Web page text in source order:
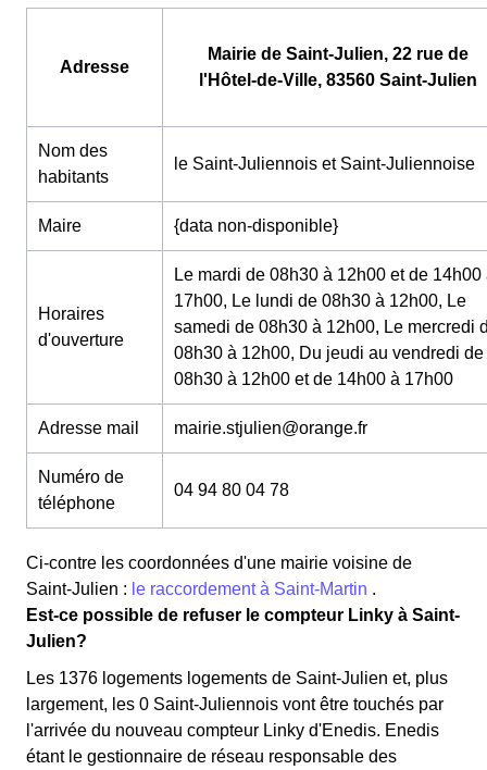
Adresse
Mairie de Saint-Julien, 22 rue de
l'Hôtel-de-Ville, 83560 Saint-Julien
Nom des
habitants
le Saint-Juliennois et Saint-Juliennoise
Maire {data non-disponible}
Horaires
d'ouverture
Le mardi de 08h30 à 12h00 et de 14h00
17h00, Le lundi de 08h30 à 12h00, Le
samedi de 08h30 à 12h00, Le mercredi
08h30 à 12h00, Du jeudi au vendredi de
08h30 à 12h00 et de 14h00 à 17h00
Adresse mail mairie.stjulien@orange.fr
Numéro de
téléphone
04 94 80 04 78
Ci-contre les coordonnées d'une mairie voisine de
Saint-Julien : le raccordement à Saint-Martin .
Est-ce possible de refuser le compteur Linky à Saint-
Julien?
Les 1376 logements logements de Saint-Julien et, plus
largement, les 0 Saint-Juliennois vont être touchés par
l'arrivée du nouveau compteur Linky d'Enedis. Enedis
étant le gestionnaire de réseau responsable des